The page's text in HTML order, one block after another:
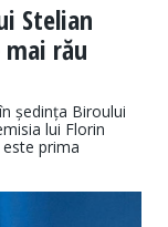
Stelian
rău
ședința Biroului
lui Florin
prima